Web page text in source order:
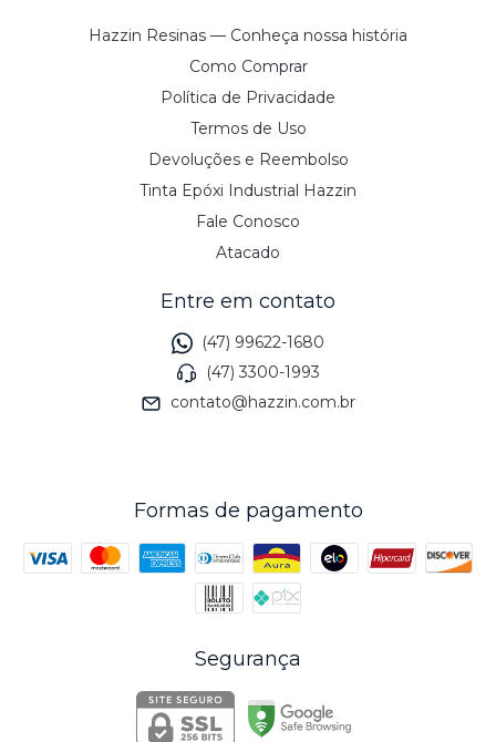
Hazzin Resinas — Conheça nossa história
Como Comprar
Política de Privacidade
Termos de Uso
Devoluções e Reembolso
Tinta Epóxi Industrial Hazzin
Fale Conosco
Atacado
Entre em contato
(47) 99622-1680
(47) 3300-1993
contato@hazzin.com.br
Formas de pagamento
Segurança